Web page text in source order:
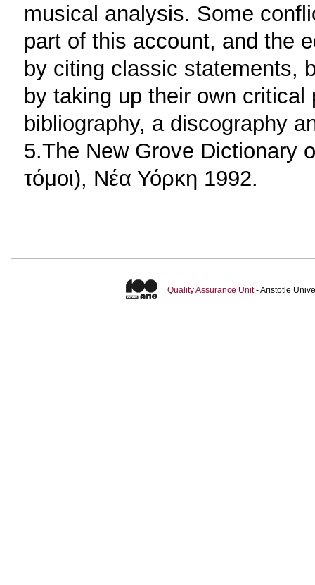
musical analysis. Some
part of this account, and the
by citing classic statements,
by taking up their own
bibliography, a discography
5.The New Grove Dictionary
τόμοι), Νέα Υόρκη 1992.
Quality Assurance Unit- Aristotle